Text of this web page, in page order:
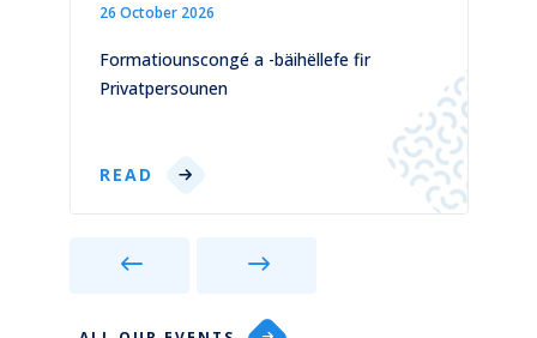
26 October 2026
Formatiounscongé a -bäihëllefe fir
Privatpersounen
READ